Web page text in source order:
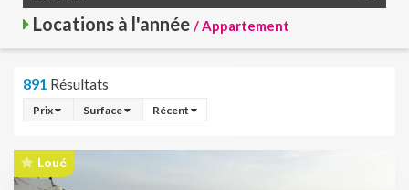
Locations à l'année / Appartement
891 Résultats
Prix Surface Récent
Loué